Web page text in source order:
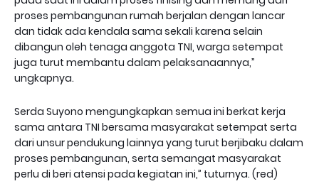
proses pembangunan rumah berjalan dengan lancar
dan tidak ada kendala sama sekali karena selain
dibangun oleh tenaga anggota TNI, warga setempat
juga turut membantu dalam pelaksanaannya,”
ungkapnya.
Serda Suyono mengungkapkan semua ini berkat kerja
sama antara TNI bersama masyarakat setempat serta
dari unsur pendukung lainnya yang turut berjibaku dalam
proses pembangunan, serta semangat masyarakat
perlu di beri atensi pada kegiatan ini,” tuturnya. (red)